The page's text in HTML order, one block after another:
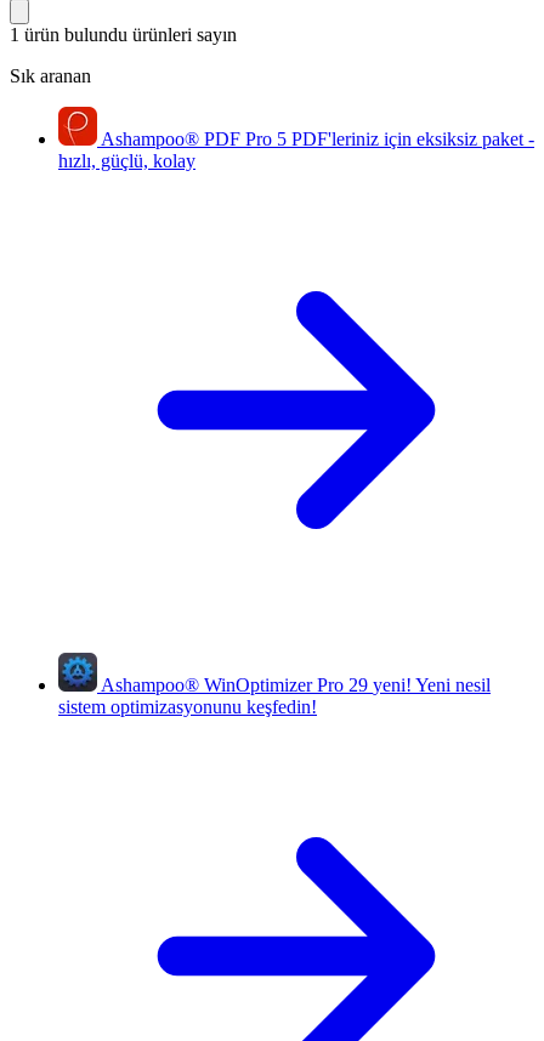
1 ürün bulundu ürünleri sayın
Sık aranan
Ashampoo® PDF Pro 5 PDF'leriniz için eksiksiz paket -
hızlı, güçlü, kolay
Ashampoo® WinOptimizer Pro 29 yeni! Yeni nesil
sistem optimizasyonunu keşfedin!